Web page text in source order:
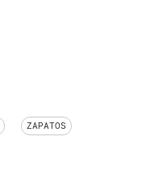
ZAPATOS